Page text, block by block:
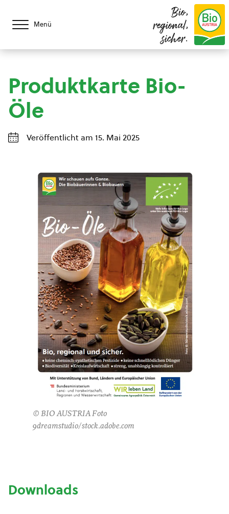
Menü
Bio,
regional,
sicher.
Produktkarte Bio-
Öle
Veröffentlicht am 15. Mai 2025
© BIO AUSTRIA Foto
9dreamstudio/stock.adobe.com
Downloads